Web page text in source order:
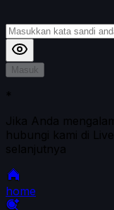
Masuk
*
Jika Anda
hubungi kami di
selanjutnya
home